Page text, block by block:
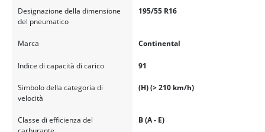
Designazione della dimensione
del pneumatico
195/55 R16
Marca Continental
Indice di capacità di carico 91
Simbolo della categoria di
velocità
(H) (> 210 km/h)
Classe di efficienza del
B (A - E)